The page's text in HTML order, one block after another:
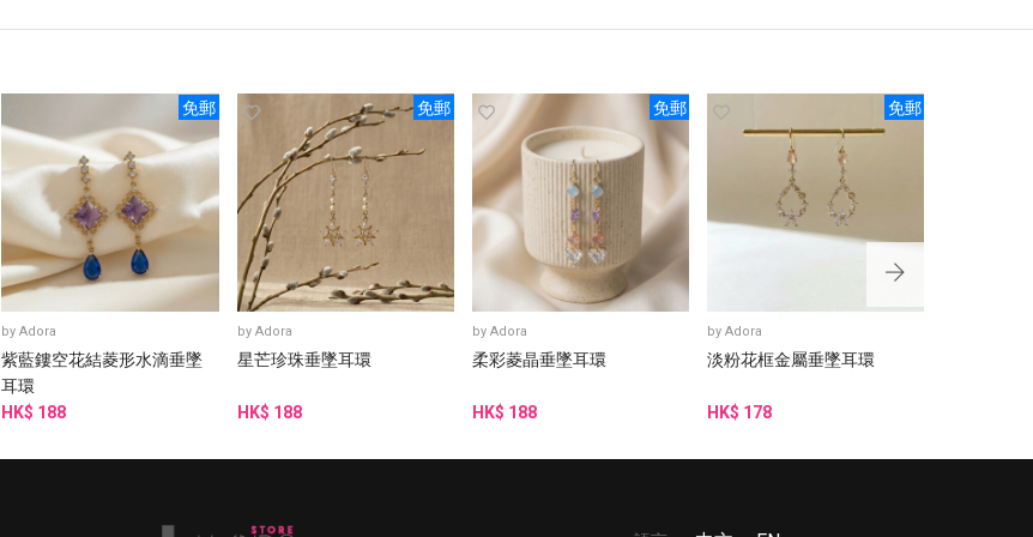
免郵
byAdora
紫藍鏤空花結菱形水滴垂墜
耳環
HK$ 188
免郵
by Adora
星芒珍珠垂墜耳環
HK$ 188
免郵
byAdora
柔彩菱晶垂墜耳環
HK$ 188
免郵
byAdora
淡粉花框金屬垂墜耳環
HK$ 178